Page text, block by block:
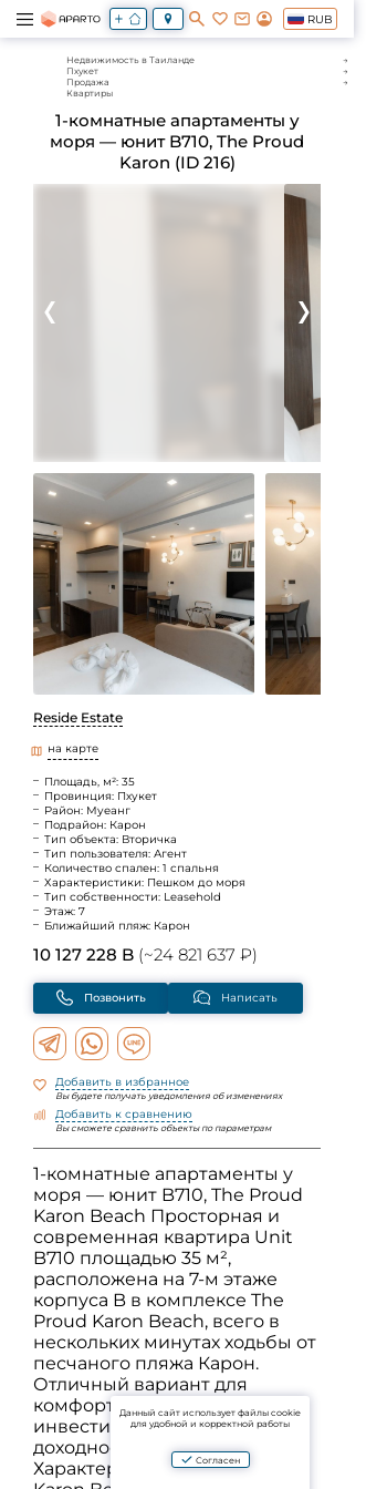
RUB
Недвижимость в Таиланде
Пхукет
Продажа
Квартиры
1-комнатные апартаменты у
моря — юнит B710, The Proud
Karon (ID 216)
Reside Estate
на карте
Площадь, м²: 35
Провинция: Пхукет
Район: Муеанг
Подрайон: Карон
Тип объекта: Вторичка
Тип пользователя: Агент
Количество спален: 1 спальня
Характеристики: Пешком до моря
Тип собственности: Leasehold
Этаж: 7
Ближайший пляж: Карон
10 127 228 B (~24 821 637 ₽)
Позвонить Написать
Добавить в избранное
Вы будете получать уведомления об изменениях
Добавить к сравнению
Вы сможете сравнить объекты по параметрам
1-комнатные апартаменты у
моря — юнит B710, The Proud
Karon Beach Просторная и
современная квартира Unit
B710 площадью 35 м²,
расположена на 7-м этаже
корпуса B в комплексе The
Proud Karon Beach, всего в
нескольких минутах ходьбы от
песчаного пляжа Карон.
Отличный вариант для
комфортного отдыха или
инвестиций с высокой
доходностью. 🏡
Характеристики: • 📍 Локация:
Данный сайт использует файлы cookie
для удобной и корректной работы
Согласен